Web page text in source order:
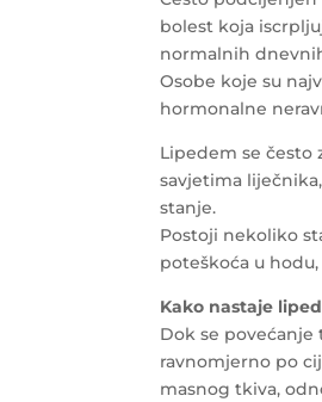
bolest koja
normalnih
Osobe koje su
hormonalne
Lipedem se često
savjetima
stanje.
Postoji nekoliko
poteškoća u
Kako nastaje
Dok se
ravnomjerno po
masnog tkiva,